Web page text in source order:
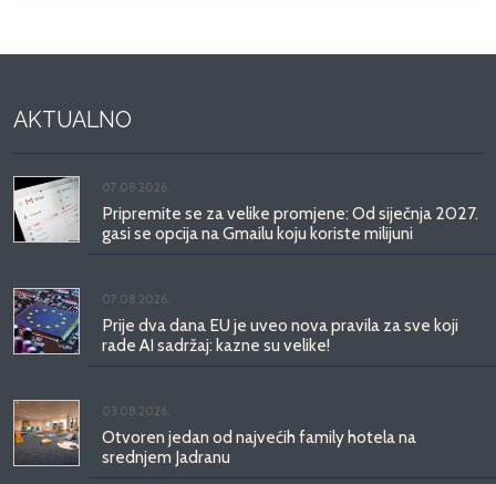
AKTUALNO
07.08.2026.
Pripremite se za velike promjene: Od siječnja 2027.
gasi se opcija na Gmailu koju koriste milijuni
07.08.2026.
Prije dva dana EU je uveo nova pravila za sve koji
rade AI sadržaj: kazne su velike!
03.08.2026.
Otvoren jedan od najvećih family hotela na
srednjem Jadranu